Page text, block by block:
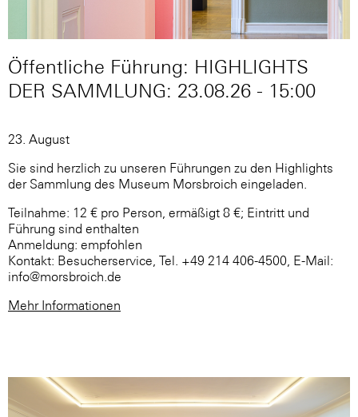
Öffentliche Führung: HIGHLIGHTS
DER SAMMLUNG: 23.08.26 - 15:00
23. August
Sie sind herzlich zu unseren Führungen zu den Highlights
der Sammlung des Museum Morsbroich eingeladen.
Teilnahme: 12 € pro Person, ermäßigt 8 €; Eintritt und
Führung sind enthalten
Anmeldung: empfohlen
Kontakt: Besucherservice, Tel. +49 214 406-4500, E-Mail:
info@morsbroich.de
Mehr Informationen